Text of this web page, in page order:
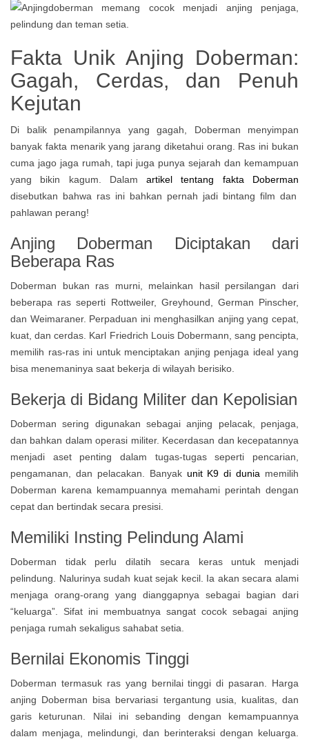
Fakta Unik Anjing Doberman:
Gagah, Cerdas, dan Penuh
Kejutan
Di balik penampilannya yang gagah, Doberman menyimpan
banyak fakta menarik yang jarang diketahui orang. Ras ini bukan
cuma jago jaga rumah, tapi juga punya sejarah dan kemampuan
yang bikin kagum. Dalam
artikel tentang fakta Doberman
disebutkan bahwa ras ini bahkan pernah jadi bintang film dan
pahlawan perang!
Anjing Doberman Diciptakan dari
Beberapa Ras
Doberman bukan ras murni, melainkan hasil persilangan dari
beberapa ras seperti Rottweiler, Greyhound, German Pinscher,
dan Weimaraner. Perpaduan ini menghasilkan anjing yang cepat,
kuat, dan cerdas. Karl Friedrich Louis Dobermann, sang pencipta,
memilih ras-ras ini untuk menciptakan anjing penjaga ideal yang
bisa menemaninya saat bekerja di wilayah berisiko.
Bekerja di Bidang Militer dan Kepolisian
Doberman sering digunakan sebagai anjing pelacak, penjaga,
dan bahkan dalam operasi militer. Kecerdasan dan kecepatannya
menjadi aset penting dalam tugas-tugas seperti pencarian,
pengamanan, dan pelacakan. Banyak unit K9 di dunia memilih
Doberman karena kemampuannya memahami perintah dengan
cepat dan bertindak secara presisi.
Memiliki Insting Pelindung Alami
Doberman tidak perlu dilatih secara keras untuk menjadi
pelindung. Nalurinya sudah kuat sejak kecil. Ia akan secara alami
menjaga orang-orang yang dianggapnya sebagai bagian dari
“keluarga”. Sifat ini membuatnya sangat cocok sebagai anjing
penjaga rumah sekaligus sahabat setia.
Bernilai Ekonomis Tinggi
Doberman termasuk ras yang bernilai tinggi di pasaran. Harga
anjing Doberman bisa bervariasi tergantung usia, kualitas, dan
garis keturunan. Nilai ini sebanding dengan kemampuannya
dalam menjaga, melindungi, dan berinteraksi dengan keluarga.